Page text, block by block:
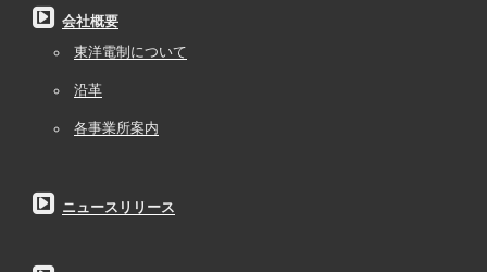
会社概要
東洋電制について
沿革
各事業所案内
ニュースリリース